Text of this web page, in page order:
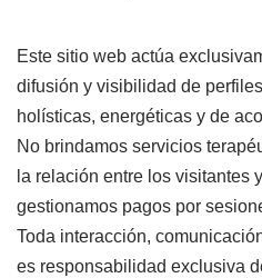
Este sitio web actúa
difusión y visibilidad de
holísticas, energéticas y de
No brindamos servicios
la relación entre los visitantes
gestionamos pagos por
Toda interacción,
es responsabilidad exclusiva